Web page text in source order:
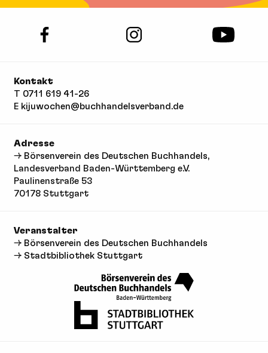
Kontakt
T 0711 619 41-26
E kijuwochen@buchhandelsverband.de
Adresse
→ Börsenverein des Deutschen Buchhandels,
Landesverband Baden-Württemberg e.V.
Paulinenstraße 53
70178 Stuttgart
Veranstalter
→ Börsenverein des Deutschen Buchhandels
→ Stadtbibliothek Stuttgart